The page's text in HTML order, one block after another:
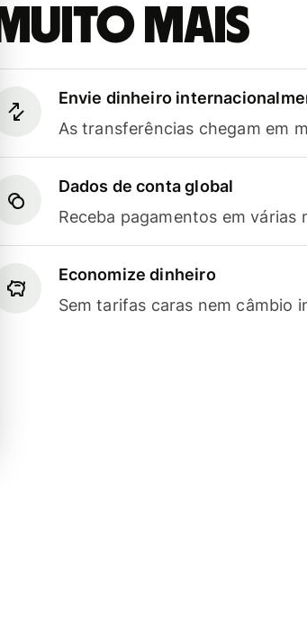
muito mais
Envie dinheiro
As transferências chegam em
Dados de conta global
Receba pagamentos em várias
Economize dinheiro
Sem tarifas caras nem câmbio